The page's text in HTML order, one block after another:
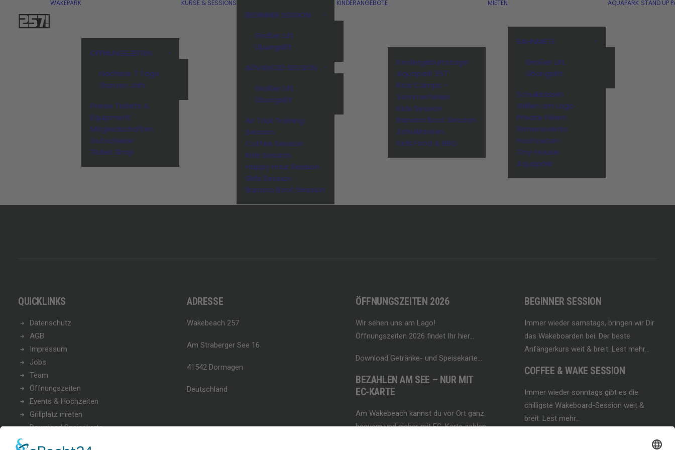
WAKEPARK
ÖFFNUNGSZEITEN
Nächste 7 Tage
Ganzes Jahr
Preise Tickets &
Equipment
Mitgliedschaften
Gutscheine
Ticket Shop
KURSE & SESSIONS
BEGINNER SESSION
Großer Lift
Übungslift
ADVANCED SESSION
Großer Lift
Übungslift
Air Trick Training
Session
Coffee Session
Kids Session
Happy Hour Session
Girls Session
Banana Boot Session
KINDERANGEBOTE
Kindergeburtstage
Aquapark 257
Kids Camps –
Sommerferien
Kids Session
Banana Boot Session
Schulklassen
Kids Food & BBQ
MIETEN
BAHNMIETE
Großer Lift
Übungslift
Schulklassen
Grillen am Lago
Private Feiern
Firmenevents
Hochzeiten
Tiny-House
Aquapark
AQUAPARK STAND UP
QUICKLINKS
Datenschutz
AGB
Impressum
Jobs
Team
Öffnungszeiten
Events & Hochzeiten
Grillplatz mieten
Download Speisekarte
ADRESSE
Wakebeach 257
Am Straberger See 16
41542 Dormagen
Deutschland
ÖFFNUNGSZEITEN 2026
Wir sehen uns am Lago!
Öffnungszeiten 2026 findet Ihr hier…
Download Getränke- und Speisekarte…
BEZAHLEN AM SEE – NUR MIT
EC-KARTE
Am Wakebeach kannst du vor Ort ganz
bequem und sicher mit EC-Karte zahlen.
BEGINNER SESSION
Immer wieder samstags, bringen wir Dir
das Wakeboarden bei. Der beste
Anfängerkurs weit & breit. Lest mehr…
COFFEE & WAKE SESSION
Immer wieder sonntags gibt es die
chilligste Wakeboard-Session weit &
breit. Lest mehr…